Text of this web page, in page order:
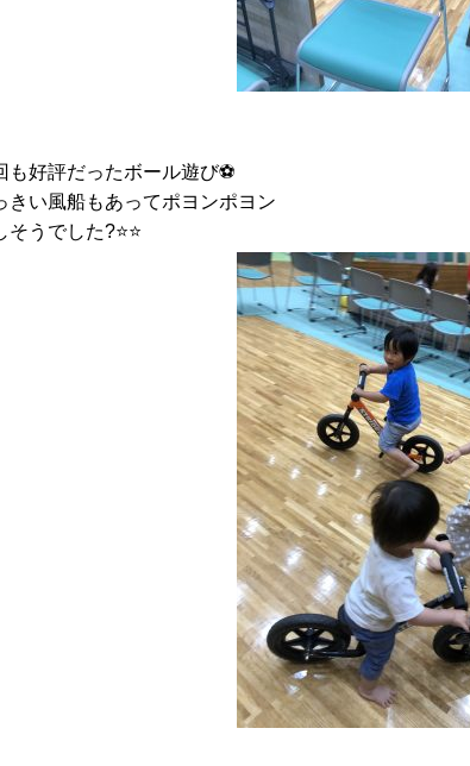
も好評だったボール遊び⚽️
きい風船もあってポヨンポヨン
そうでした?⭐️⭐️